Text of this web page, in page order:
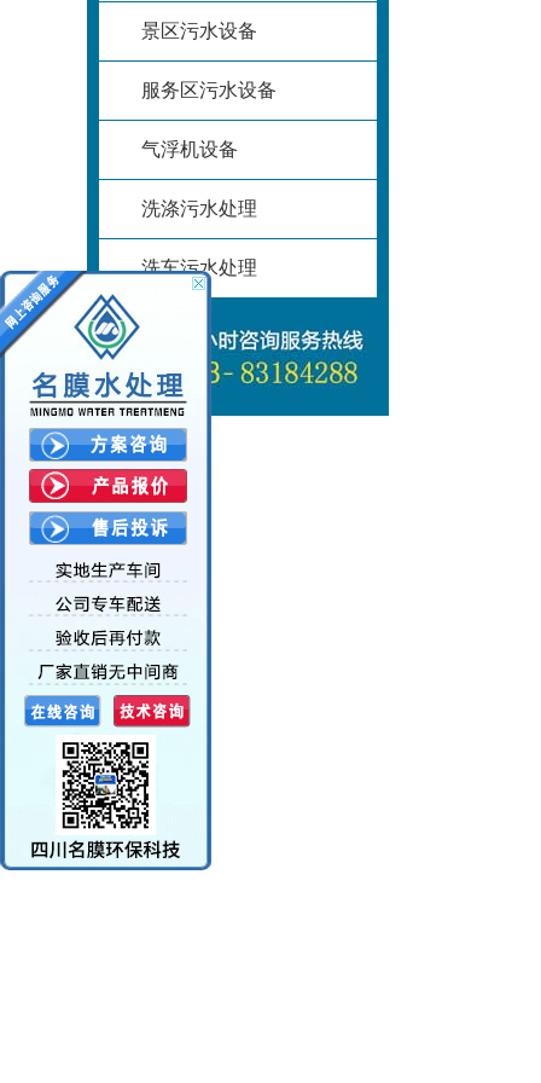
景区污水设备
服务区污水设备
气浮机设备
洗涤污水处理
洗车污水处理